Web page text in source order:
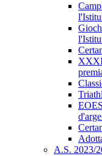
A.S. 2023/